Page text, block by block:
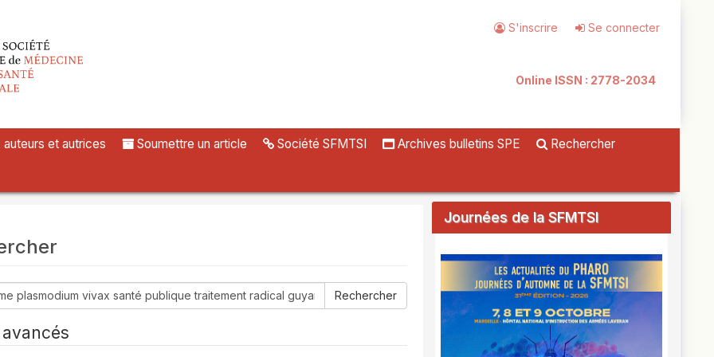
S'inscrire Se connecter
Online ISSN : 2778-2034
et autrices Soumettre un article Société SFMTSI Archives bulletins SPE Rechercher
Journées de la SFMTSI